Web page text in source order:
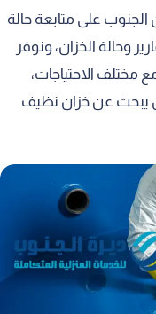
على متابعة حالة
وحالة الخزان، ونوفر
مختلف الاحتياجات،
يبحث عن خزان نظيف